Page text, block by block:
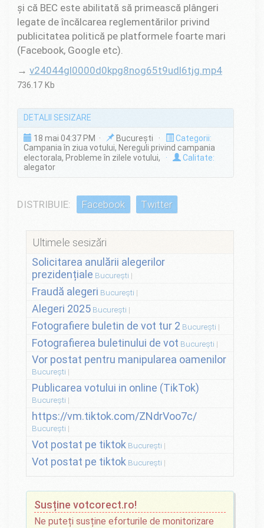
și că BEC este abilitată să primească plângeri
legate de încălcarea reglementărilor privind
publicitatea politică pe platformele foarte mari
(Facebook, Google etc).
→ v24044gl0000d0kpg8nog65t9udl6tjg.mp4
736.17 Kb
DETALII SESIZARE
18 mai 04:37 PM · București ·
Categorii:
Campania în ziua votului, Nereguli privind campania
electorala, Probleme în zilele votului,
·
Calitate:
alegator
DISTRIBUIE: Facebook Twitter
Ultimele sesizări
Solicitarea anulării alegerilor
prezidențiale București
Fraudă alegeri București
Alegeri 2025 București
Fotografiere buletin de vot tur 2 București
Fotografierea buletinului de vot București
Vor postat pentru manipularea oamenilor
București
Publicarea votului in online (TikTok)
București
https://vm.tiktok.com/ZNdrVoo7c/
București
Vot postat pe tiktok București
Vot postat pe tiktok București
Susține votcorect.ro!
Ne puteți susține eforturile de monitorizare